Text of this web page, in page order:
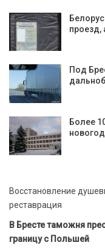
проезд,
Под
Более
Восстановление
реставрация
В Бресте таможня
границу с Польшей